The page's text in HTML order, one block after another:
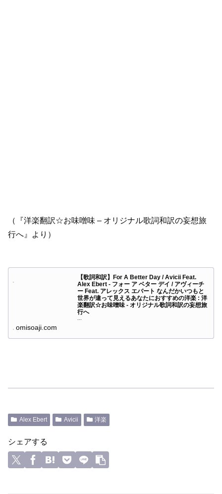
（『洋楽翻訳☆お味噌味 – オリジナル歌詞和訳の妄想旅
行へ』より）
【歌詞和訳】For A Better Day / Avicii Feat.
Alex Ebert - フォー ア ベター デイ / アヴィーチ
ー Feat. アレックス エバート なんだかいつもと
世界が違って見えるあなたにおすすめの洋楽 : 洋
楽翻訳☆お味噌味 - オリジナル歌詞和訳の妄想旅
行へ
omisoaji.com
Alex Ebert Avicii 洋楽
シェアする